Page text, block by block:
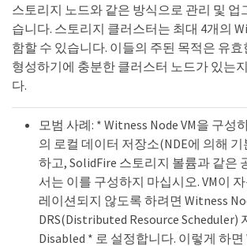
스토리지 노드와 같은 방식으로 관리 및 업
습니다. 스토리지 클러스터는 최대 4개의
함할 수 있습니다. 이들의 주된 목적은 유
형성하기에 충분한 클러스터 노드가 있는
다.
모범 사례: * Witness Node VM을 구성
의 로컬 데이터 저장소(NDE에 의해
하고, SolidFire 스토리지 볼륨과 같은
서는 이를 구성하지 마십시오. VM이
레이션되지 않도록 하려면 Witness
DRS(Distributed Resource Scheduler)
Disabled * 로 설정합니다. 이렇게 하